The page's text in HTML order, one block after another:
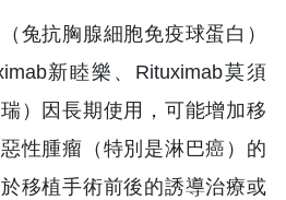
兔抗胸腺細胞免疫球蛋白）
新睦樂、Rituximab莫須
）因長期使用，可能增加移
性腫瘤（特別是淋巴癌）的
移植手術前後的誘導治療或